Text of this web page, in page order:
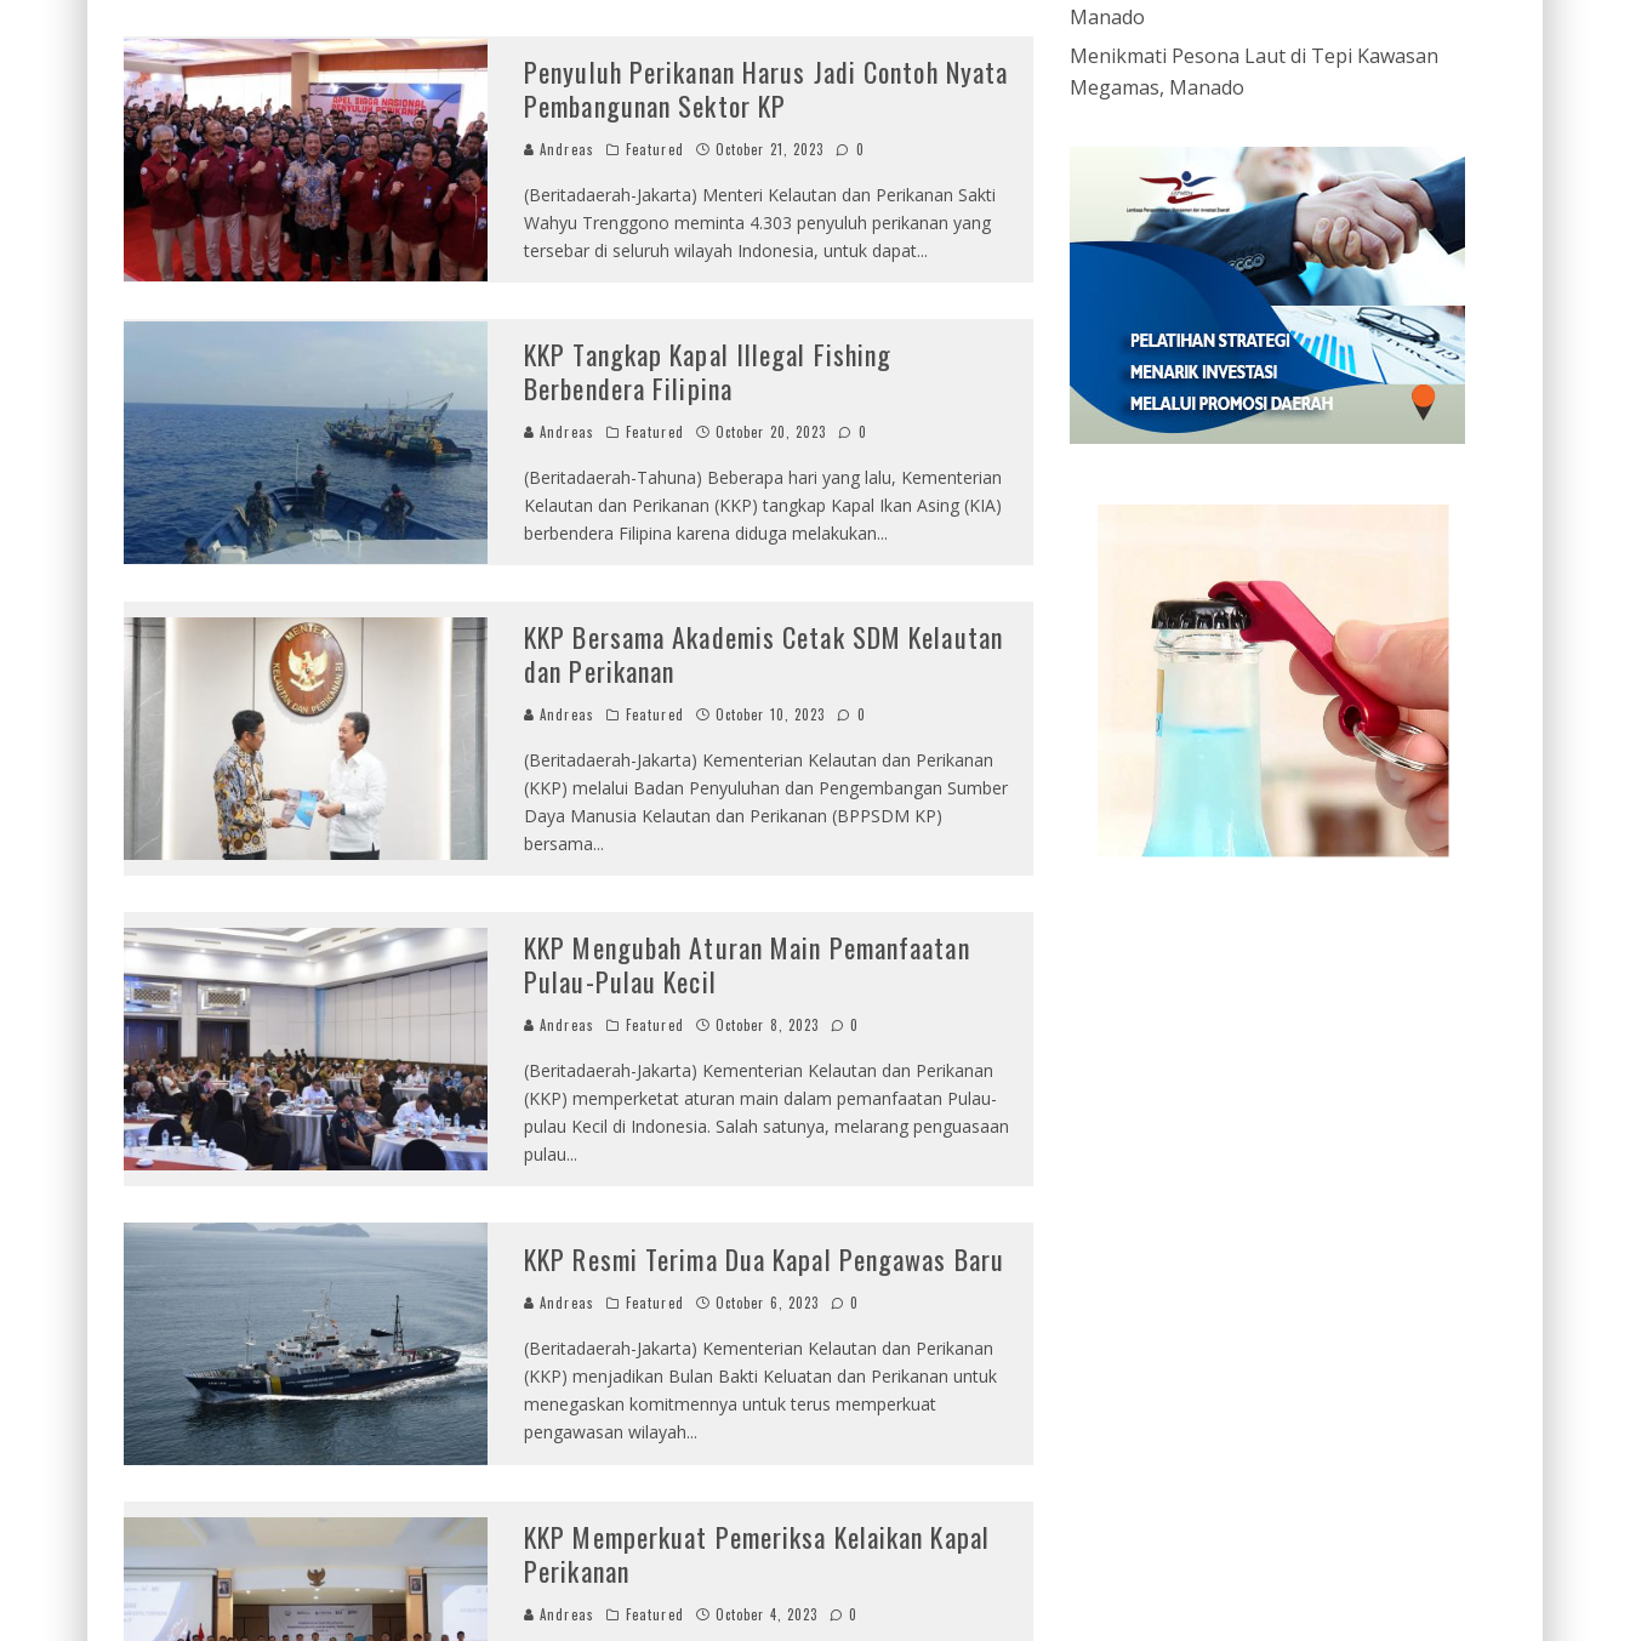
Penyuluh Perikanan Harus Jadi Contoh Nyata
Pembangunan Sektor KP
Andreas Featured October 21, 2023 0
(Beritadaerah-Jakarta) Menteri Kelautan dan Perikanan Sakti
Wahyu Trenggono meminta 4.303 penyuluh perikanan yang
tersebar di seluruh wilayah Indonesia, untuk dapat...
KKP Tangkap Kapal Illegal Fishing
Berbendera Filipina
Andreas Featured October 20, 2023 0
(Beritadaerah-Tahuna) Beberapa hari yang lalu, Kementerian
Kelautan dan Perikanan (KKP) tangkap Kapal Ikan Asing (KIA)
berbendera Filipina karena diduga melakukan...
KKP Bersama Akademis Cetak SDM Kelautan
dan Perikanan
Andreas Featured October 10, 2023 0
(Beritadaerah-Jakarta) Kementerian Kelautan dan Perikanan
(KKP) melalui Badan Penyuluhan dan Pengembangan Sumber
Daya Manusia Kelautan dan Perikanan (BPPSDM KP)
bersama...
KKP Mengubah Aturan Main Pemanfaatan
Pulau-Pulau Kecil
Andreas Featured October 8, 2023 0
(Beritadaerah-Jakarta) Kementerian Kelautan dan Perikanan
(KKP) memperketat aturan main dalam pemanfaatan Pulau-
pulau Kecil di Indonesia. Salah satunya, melarang penguasaan
pulau...
KKP Resmi Terima Dua Kapal Pengawas Baru
Andreas Featured October 6, 2023 0
(Beritadaerah-Jakarta) Kementerian Kelautan dan Perikanan
(KKP) menjadikan Bulan Bakti Keluatan dan Perikanan untuk
menegaskan komitmennya untuk terus memperkuat
pengawasan wilayah...
KKP Memperkuat Pemeriksa Kelaikan Kapal
Perikanan
Andreas Featured October 4, 2023 0
Manado
Menikmati Pesona Laut di Tepi Kawasan
Megamas, Manado